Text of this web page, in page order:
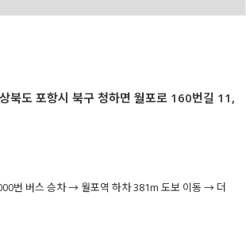
북도 포항시 북구 청하면 월포로 160번길 11,
번 버스 승차 → 월포역 하차 381m 도보 이동 → 더